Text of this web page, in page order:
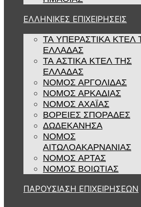
ΕΛΛΗΝΙΚΕΣ ΕΠΙΧΕΙΡΗΣΕΙΣ
ΤΑ ΥΠΕΡΑΣΤΙΚΑ ΚΤΕΛ
ΕΛΛΑΔΑΣ
ΤΑ ΑΣΤΙΚΑ ΚΤΕΛ ΤΗΣ
ΕΛΛΑΔΑΣ
ΝΟΜΟΣ ΑΡΓΟΛΙΔΑΣ
ΝΟΜΟΣ ΑΡΚΑΔΙΑΣ
ΝΟΜΟΣ ΑΧΑΪΑΣ
ΒΟΡΕΙΕΣ ΣΠΟΡΑΔΕΣ
ΔΩΔΕΚΑΝΗΣΑ
ΝΟΜΟΣ
ΑΙΤΩΛΟΑΚΑΡΝΑΝΙΑΣ
ΝΟΜΟΣ ΑΡΤΑΣ
ΝΟΜΟΣ ΒΟΙΩΤΙΑΣ
ΠΑΡΟΥΣΙΑΣΗ ΕΠΙΧΕΙΡΗΣΕΩΝ